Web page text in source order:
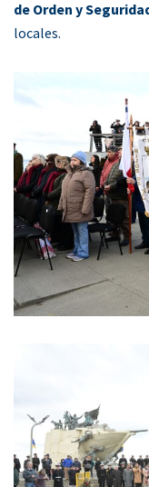
de Orden y
locales.